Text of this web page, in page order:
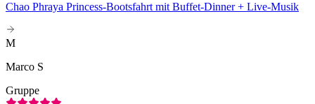
Chao Phraya Princess-Bootsfahrt mit Buffet-Dinner + Live-Musik
M
Marco S
Gruppe